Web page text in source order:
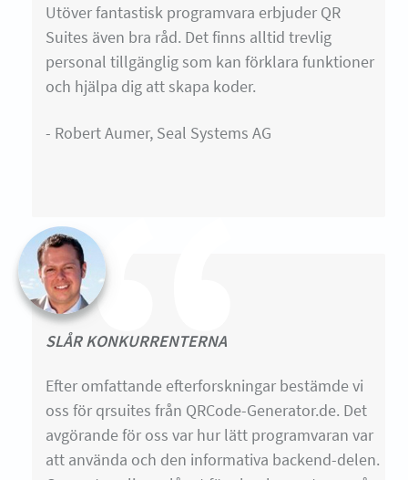
Utöver fantastisk programvara erbjuder QR
Suites även bra råd. Det finns alltid trevlig
personal tillgänglig som kan förklara funktioner
och hjälpa dig att skapa koder.
- Robert Aumer, Seal Systems AG
SLÅR KONKURRENTERNA
Efter omfattande efterforskningar bestämde vi
oss för qrsuites från QRCode-Generator.de. Det
avgörande för oss var hur lätt programvaran var
att använda och den informativa backend-delen.